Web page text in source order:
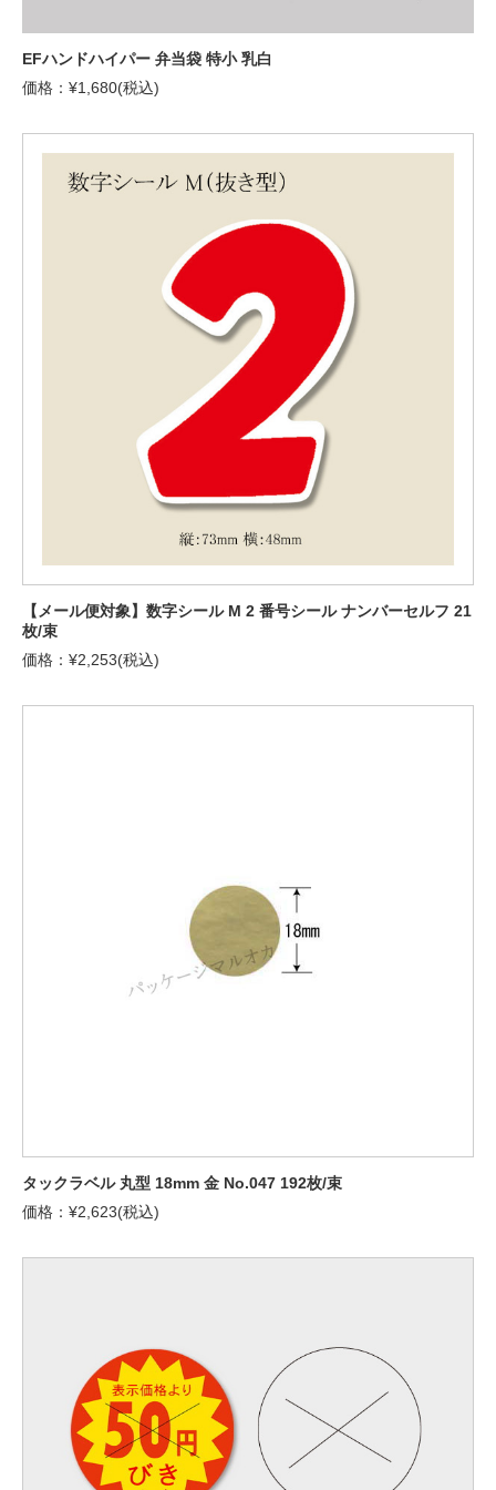
EFハンドハイパー 弁当袋 特小 乳白
価格：¥1,680(税込)
【メール便対象】数字シール M 2 番号シール ナンバーセルフ 21
枚/束
価格：¥2,253(税込)
タックラベル 丸型 18mm 金 No.047 192枚/束
価格：¥2,623(税込)